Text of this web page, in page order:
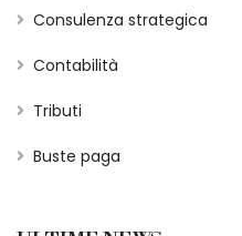
Consulenza strategica
Contabilità
Tributi
Buste paga